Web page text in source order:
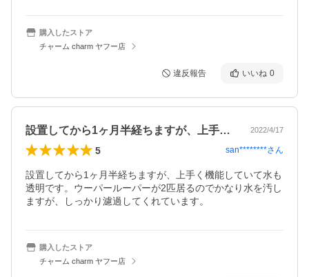
購入したストア
チャーム charm ヤフー店
違反報告 いいね 0
設置してから1ヶ月半経ちますが、上手く… 2022/4/17
5 san********さん
設置してから1ヶ月半経ちますが、上手く機能していて水も
透明です。ウーパールーパーが2匹居るのでかなり水を汚し
ますが、しっかり濾過してくれています。
購入したストア
チャーム charm ヤフー店